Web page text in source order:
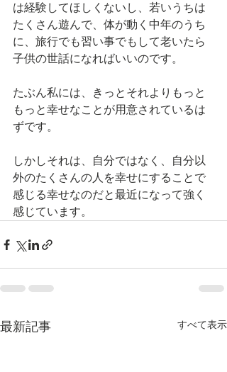
は経験してほしくないし、若いうちは
たくさん遊んで、体が動く中年のうち
に、旅行でも習い事でもして老いたら
子供の世話になればいいのです。
たぶん私には、きっとそれよりもっと
もっと幸せなことが用意されているは
ずです。
しかしそれは、自分ではなく、自分以
外のたくさんの人を幸せにすることで
感じる幸せなのだと最近になって強く
感じています。
最新記事 すべて表示